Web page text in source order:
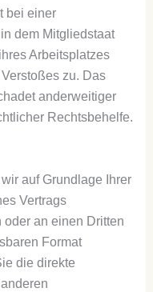
bei einer
dem Mitgliedstaat
Arbeitsplatzes
zu. Das
anderweitiger
Rechtsbehelfe.
auf Grundlage Ihrer
Vertrags
an einen Dritten
Format
die direkte